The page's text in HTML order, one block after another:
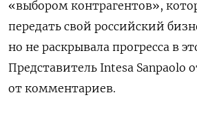
«выбором контрагентов»,
передать свой российский
но не раскрывала прогресса в
Представитель Intesa Sanpaolo
от комментариев.